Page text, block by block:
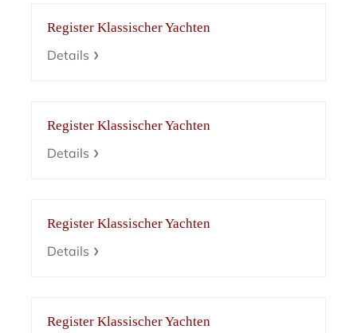
Register Klassischer Yachten
Details
Register Klassischer Yachten
Details
Register Klassischer Yachten
Details
Register Klassischer Yachten